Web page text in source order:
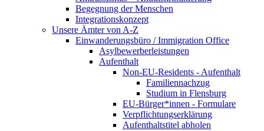
Begegnung der Menschen
Integrationskonzept
Unsere Ämter von A-Z
Einwanderungsbüro / Immigration Office
Asylbewerberleistungen
Aufenthalt
Non-EU-Residents - Aufenthalt
Familiennachzug
Studium in Flensburg
EU-Bürger*innen - Formulare
Verpflichtungserklärung
Aufenthaltstitel abholen